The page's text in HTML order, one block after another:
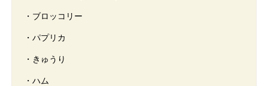
・ブロッコリー
・パプリカ
・きゅうり
・ハム